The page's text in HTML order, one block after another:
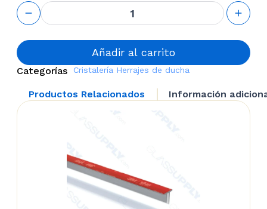
Shower
Door
Installation
Kit
Añadir al carrito
Categorías Cristalería Herrajes de ducha
Productos Relacionados Información